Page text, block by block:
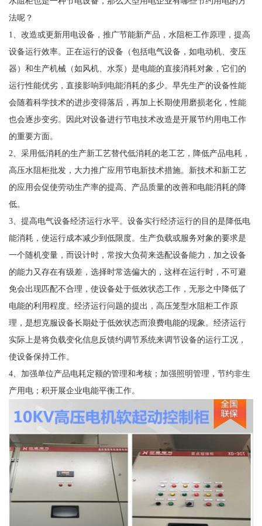
法呢？
1、改造或更新用电设备，推广节能新产品，水阻柜工作原理，提高
设备运行效率。正在运行的设备（包括电气设备，如电动机、变压
器）和生产机械（如风机、水泵）是电能的直接消耗对象，它们的
运行性能优劣，直接影响到电能消耗的多少。早先生产的设备性能
会随着科学技术的进步变得落后，再加上长期使用磨损老化，性能
也会逐步变劣。因此对设备进行节电技术改造是开展节约用电工作
的重要方面。
2、采用低消耗的生产新工艺替代低消耗的老工艺，降低产品电耗，
高压水阻柜批发，大力推广应用节电新技术措施。新技术和新工艺
的应用会促使劳动生产率的提高、产品质量的改善和电能消耗的降
低。
3、提高电气设备经济运行水平。设备实行经济运行的目的是降低电
能消耗，使运行成本减少到低限度。生产负载或服务对象的要求是
一个随机变量，而设计时，常按大负荷来选配设备能力，加之设备
的能力又存在有级差，选择时常选偏大的，这样在运行时，不可避
免会出现匹配不合理，使设备处于低效状态工作，无形之中降低了
电能的利用程度。经济运行问题的提出，高压笼型水阻柜工作原
理，是想克服设备长期处于低效状态而浪费电能的现象。经济运行
实际上是将负载变化信息反馈约调节系统来调节设备的运行工况，
使设备保持工作。
4、加强单位产品电耗定额的管理和考核；加强照明管理，节约非生
产用电；积开展企业电能平衡工作。